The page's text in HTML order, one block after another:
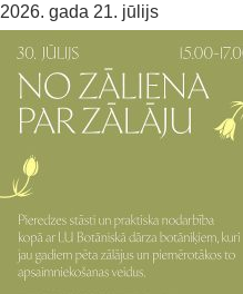
2026. gada 21. jūlijs